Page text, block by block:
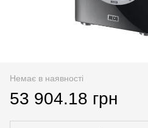
Немає в наявності
53 904.18 грн